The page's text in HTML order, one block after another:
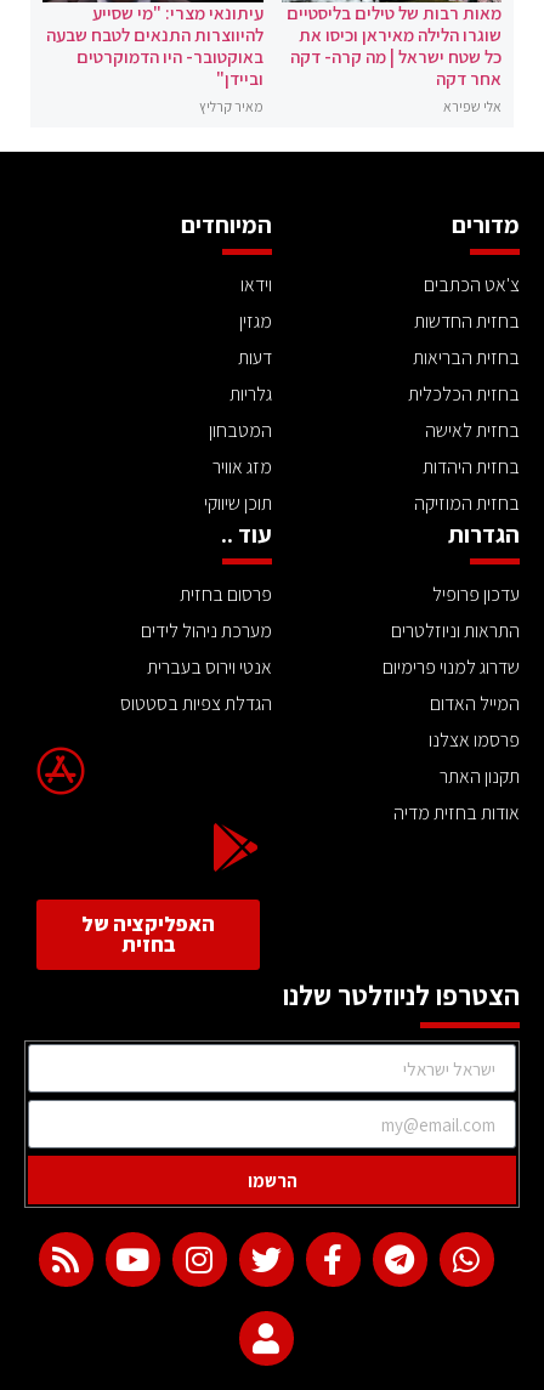
מאות רבות של טילים בליסטיים
שוגרו הלילה מאיראן וכיסו את
כל שטח ישראל | מה קרה- דקה
אחר דקה
אלי שפירא
עיתונאי מצרי: "מי שסייע
להיווצרות התנאים לטבח שבעה
באוקטובר- היו הדמוקרטים
וביידן"
מאיר קרליץ
מדורים
צ'אט הכתבים
בחזית החדשות
בחזית הבריאות
בחזית הכלכלית
בחזית לאישה
בחזית היהדות
בחזית המוזיקה
המיוחדים
וידאו
מגזין
דעות
גלריות
המטבחון
מזג אוויר
תוכן שיווקי
הגדרות
עדכון פרופיל
התראות וניוזלטרים
שדרוג למנוי פרימיום
המייל האדום
פרסמו אצלנו
תקנון האתר
אודות בחזית מדיה
עוד ..
פרסום בחזית
מערכת ניהול לידים
אנטי וירוס בעברית
הגדלת צפיות בסטטוס
האפליקציה של
בחזית
הצטרפו לניוזלטר שלנו
הרשמו